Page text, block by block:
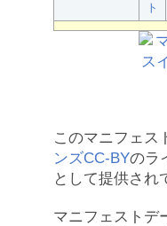
ト
このマニフェス
ンズCC-BYのラ
として提供され
マニフェストデ